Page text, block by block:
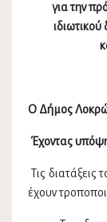
για την
Ο Δήμος
Έχοντας
Τις
έχουν